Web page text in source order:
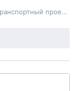
Московская область, Химки, Химки Транспортный проезд 2